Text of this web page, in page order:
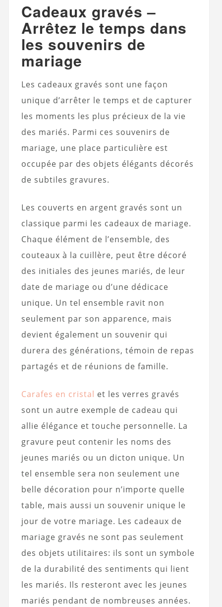
Cadeaux gravés –
Arrêtez le temps dans
les souvenirs de
mariage
Les cadeaux gravés sont une façon
unique d’arrêter le temps et de capturer
les moments les plus précieux de la vie
des mariés. Parmi ces souvenirs de
mariage, une place particulière est
occupée par des objets élégants décorés
de subtiles gravures.
Les couverts en argent gravés sont un
classique parmi les cadeaux de mariage.
Chaque élément de l’ensemble, des
couteaux à la cuillère, peut être décoré
des initiales des jeunes mariés, de leur
date de mariage ou d’une dédicace
unique. Un tel ensemble ravit non
seulement par son apparence, mais
devient également un souvenir qui
durera des générations, témoin de repas
partagés et de réunions de famille.
Carafes en cristal et les verres gravés
sont un autre exemple de cadeau qui
allie élégance et touche personnelle. La
gravure peut contenir les noms des
jeunes mariés ou un dicton unique. Un
tel ensemble sera non seulement une
belle décoration pour n’importe quelle
table, mais aussi un souvenir unique le
jour de votre mariage. Les cadeaux de
mariage gravés ne sont pas seulement
des objets utilitaires: ils sont un symbole
de la durabilité des sentiments qui lient
les mariés. Ils resteront avec les jeunes
mariés pendant de nombreuses années.